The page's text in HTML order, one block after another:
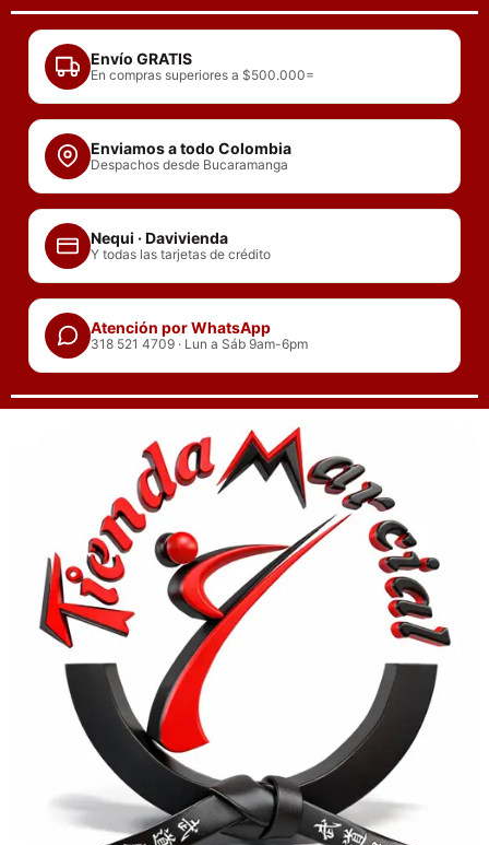
contenido
Envío GRATIS
En compras superiores a $500.000=
Enviamos a todo Colombia
Despachos desde Bucaramanga
Nequi · Davivienda
Y todas las tarjetas de crédito
Atención por WhatsApp
318 521 4709 · Lun a Sáb 9am-6pm